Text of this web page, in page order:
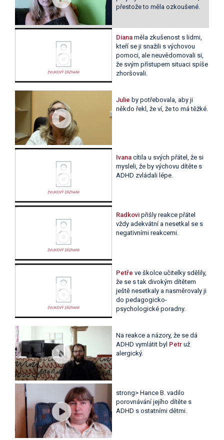
přestože to měla ozkoušené.
Diana měla zkušenost s lidmi,
kteří se ji snažili s výchovou
pomoci, ale neuvědomovali si,
že svým přístupem situaci spíše
zhoršovali.
Julie by potřebovala, aby ji
někdo řekl, že ví, že to má těžké.
Ivana cítila u svých přátel, že si
mysleli, že by výchovu dítěte s
ADHD zvládali lépe.
Radkovi přišly reakce přátel
vždy adekvátní a nesetkal se s
negativními reakcemi.
Petře ve školce učitelky sdělily,
že se s tak divokým dítětem
ještě nesetkaly a nasměrovaly ji
do pedagogicko-
psychologické poradny.
Na reakce a názory, že se dá
ADHD vymlátit byl Petr už
alergický.
strong> Hance B. vadilo
porovnávání jejího dítěte s
ADHD s ostatními dětmi.